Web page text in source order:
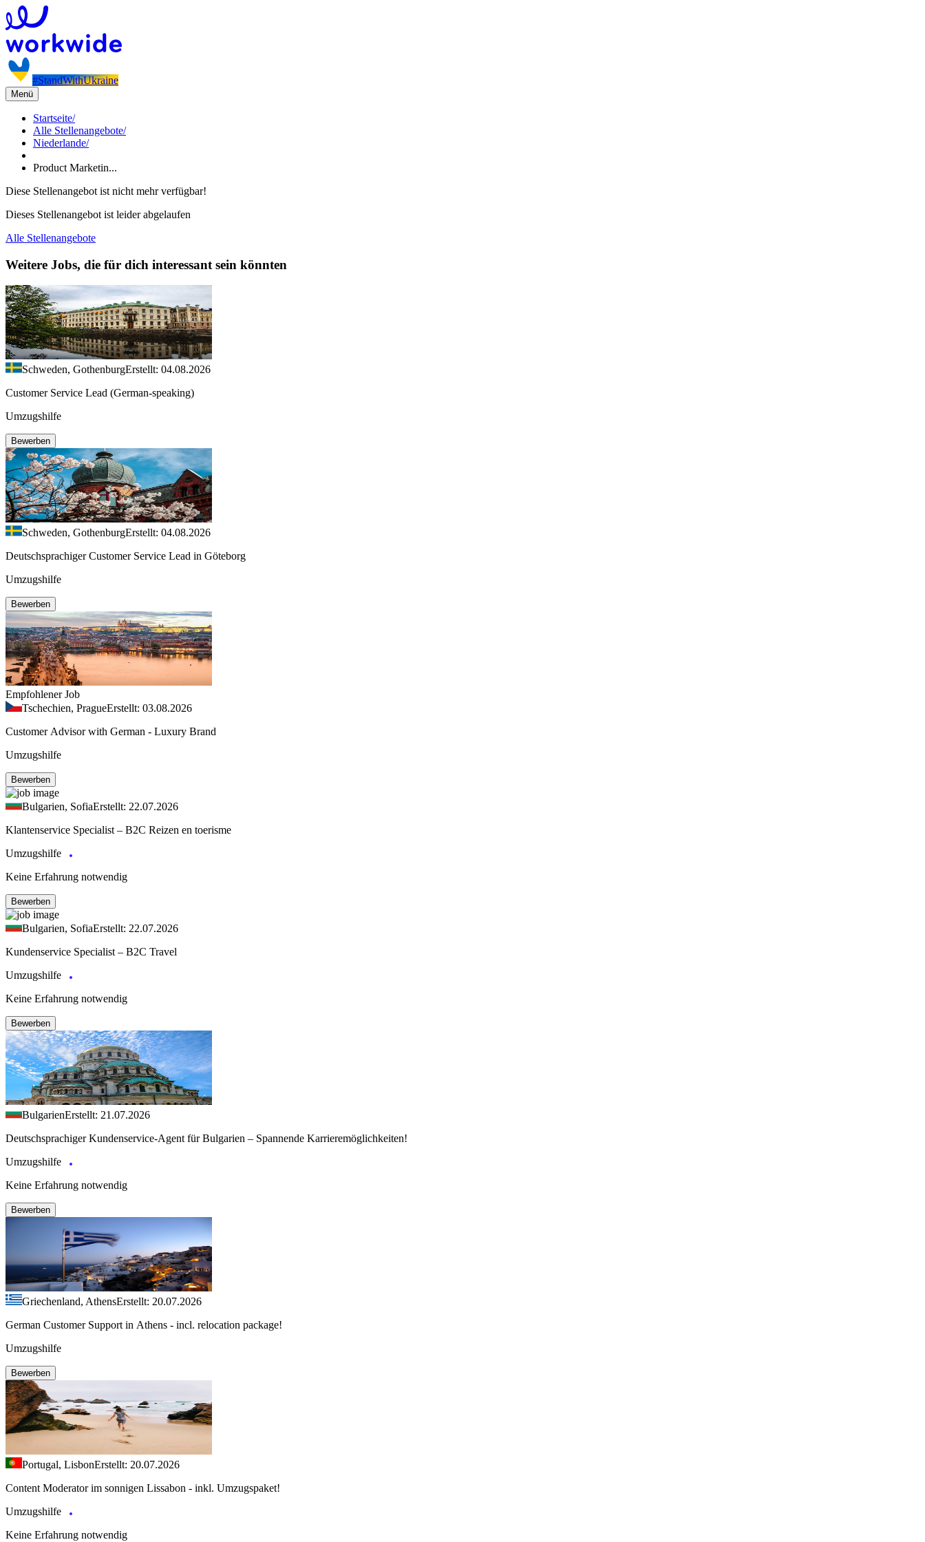
#StandWithUkraine
Menü
Startseite/
Alle Stellenangebote/
Niederlande/
Product Marketin...
Diese Stellenangebot ist nicht mehr verfügbar!
Dieses Stellenangebot ist leider abgelaufen
Alle Stellenangebote
Weitere Jobs, die für dich interessant sein könnten
Schweden, GothenburgErstellt: 04.08.2026
Customer Service Lead (German-speaking)
Umzugshilfe
Bewerben
Schweden, GothenburgErstellt: 04.08.2026
Deutschsprachiger Customer Service Lead in Göteborg
Umzugshilfe
Bewerben
Empfohlener Job
Tschechien, PragueErstellt: 03.08.2026
Customer Advisor with German - Luxury Brand
Umzugshilfe
Bewerben
Bulgarien, SofiaErstellt: 22.07.2026
Klantenservice Specialist – B2C Reizen en toerisme
Umzugshilfe
Keine Erfahrung notwendig
Bewerben
Bulgarien, SofiaErstellt: 22.07.2026
Kundenservice Specialist – B2C Travel
Umzugshilfe
Keine Erfahrung notwendig
Bewerben
BulgarienErstellt: 21.07.2026
Deutschsprachiger Kundenservice-Agent für Bulgarien – Spannende Karrieremöglichkeiten!
Umzugshilfe
Keine Erfahrung notwendig
Bewerben
Griechenland, AthensErstellt: 20.07.2026
German Customer Support in Athens - incl. relocation package!
Umzugshilfe
Bewerben
Portugal, LisbonErstellt: 20.07.2026
Content Moderator im sonnigen Lissabon - inkl. Umzugspaket!
Umzugshilfe
Keine Erfahrung notwendig